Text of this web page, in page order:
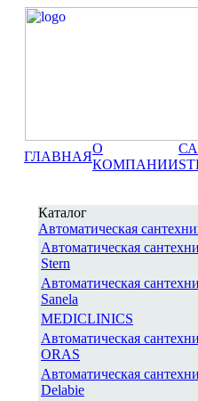
ГЛАВНАЯ
О
КОМПАНИИ
Каталог
Автоматическая
Автоматическая
Stern
Автоматическая
Sanela
MEDICLINICS
Автоматическая
ORAS
Автоматическая
Delabie